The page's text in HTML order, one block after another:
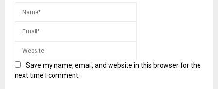
Save my name, email, and website in this browser for the
next time I comment.